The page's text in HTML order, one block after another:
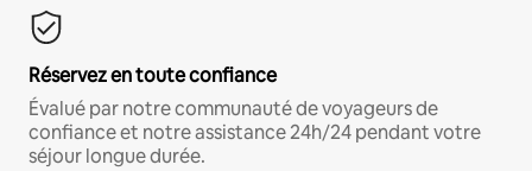
Réservez en toute confiance
Évalué par notre communauté de voyageurs de
confiance et notre assistance 24h/24 pendant votre
séjour longue durée.